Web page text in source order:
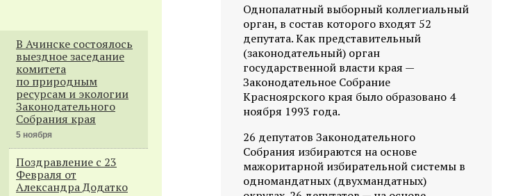
В Ачинске состоялось
выездное заседание
комитета
по природным
ресурсам и экологии
Законодательного
Собрания края
5 ноября
Поздравление с 23
Февраля от
Александра Додатко
Однопалатный выборный коллегиальный
орган, в состав которого входят 52
депутата. Как представительный
(законодательный) орган
государственной власти края —
Законодательное Собрание
Красноярского края было образовано 4
ноября 1993 года.
26 депутатов Законодательного
Собрания избираются на основе
мажоритарной избирательной системы в
одномандатных (двухмандатных)